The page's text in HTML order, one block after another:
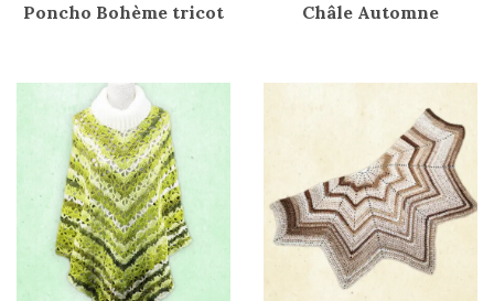
Poncho Bohème tricot Châle Automne